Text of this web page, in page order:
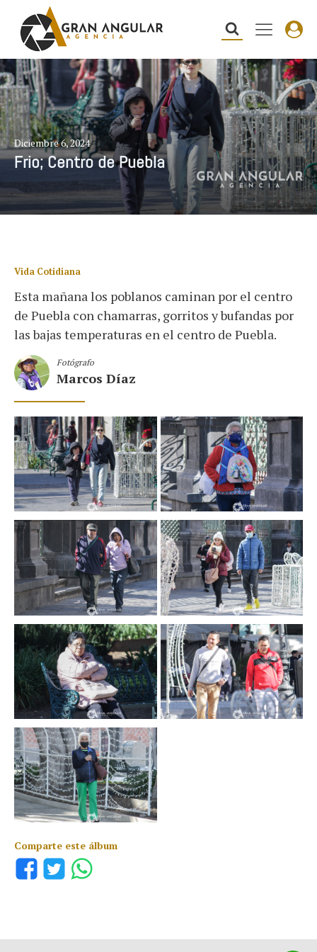
Diciembre 6, 2024
Frio; Centro de Puebla
Vida Cotidiana
Esta mañana los poblanos caminan por el centro
de Puebla con chamarras, gorritos y bufandas por
las bajas temperaturas en el centro de Puebla.
Fotógrafo
Marcos Díaz
Comparte este álbum